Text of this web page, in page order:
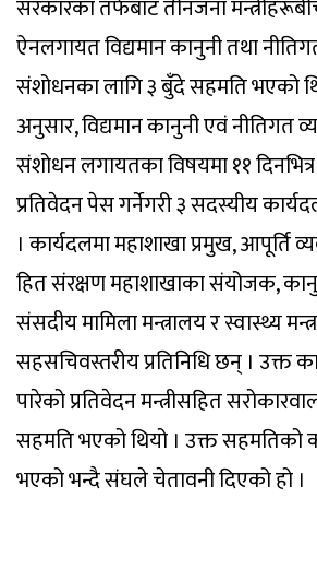
सरकारका तर्फबाट तीनजना
ऐनलगायत विद्यमान कानुनी तथा
संशोधनका लागि ३ बुँदे सहमति भएको
अनुसार, विद्यमान कानुनी एवं नीतिगत
संशोधन लगायतका विषयमा ११
प्रतिवेदन पेस गर्नेगरी ३ सदस्यीय
। कार्यदलमा महाशाखा प्रमुख, आपूर्ति
हित संरक्षण महाशाखाका संयोजक,
संसदीय मामिला मन्त्रालय र स्वास्थ्य
सहसचिवस्तरीय प्रतिनिधि छन् । उक्त
पारेको प्रतिवेदन मन्त्रीसहित
सहमति भएको थियो । उक्त सहमतिको
भएको भन्दै संघले चेतावनी दिएको हो ।